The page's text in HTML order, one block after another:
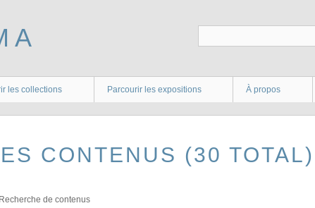
les collections Parcourir les expositions À propos
CONTENUS (30 TOTAL)
Recherche de contenus